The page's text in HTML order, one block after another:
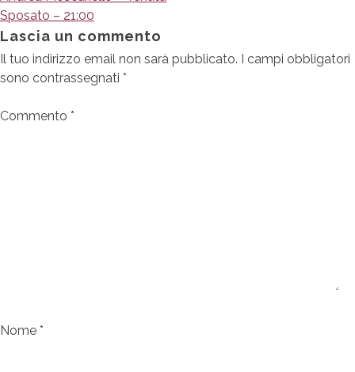
articoli
Sposato – 21:00
Lascia un commento
Il tuo indirizzo email non sarà pubblicato. I campi obbligatori
sono contrassegnati *
Commento *
Nome *